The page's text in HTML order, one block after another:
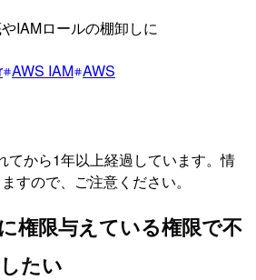
IAMロールの棚卸しに
AWS IAM AWS
てから1年以上経過しています。情
すので、ご注意ください。
権限与えている権限で不
たい